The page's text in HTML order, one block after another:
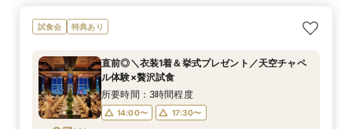
試食会 特典あり
直前◎＼衣装1着＆挙式プレゼント／天空チャペ
ル体験×贅沢試食
所要時間：3時間程度
14:00〜 17:30〜